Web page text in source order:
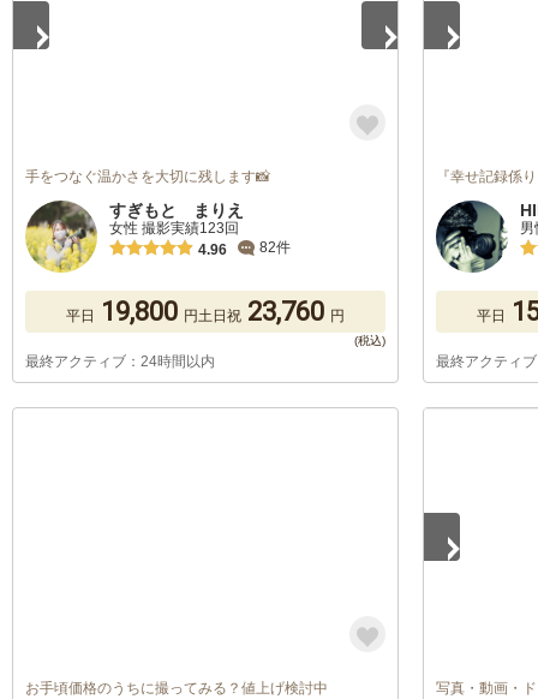
手をつなぐ温かさを大切に残します📸
すぎもと まりえ
女性 撮影実績123回
4.96
82件
平日 19,800 円土日祝 23,760 円
最終アクティブ：24時間以内
『幸せ記録係
平日
最終アクティ
お手頃価格のうちに撮ってみる？値上げ検討中 写真・動画・